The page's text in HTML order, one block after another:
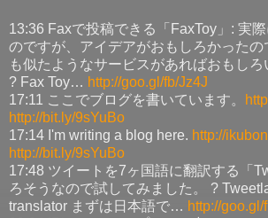
13:36 Faxで投稿できる「FaxToy」: 実
のですが、アイデアがおもしろかった
も似たようなサービスがあればおもしろ
? Fax Toy… http://goo.gl/fb/Jz4J
17:11 ここでブログを書いています。
http://bit.ly/9sYuBo
17:14 I'm writing a blog here. http://
http://bit.ly/9sYuBo
17:48 ツイートを7ヶ国語に翻訳する「
ろそうなので試してみました。 ?
translator まずは日本語で… http://goo.gl/